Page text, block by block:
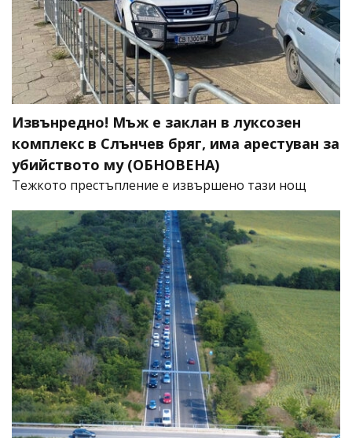
Извънредно! Мъж е заклан в луксозен
комплекс в Слънчев бряг, има арестуван за
убийството му (ОБНОВЕНА)
​Тежкото престъпление е извършено тази нощ